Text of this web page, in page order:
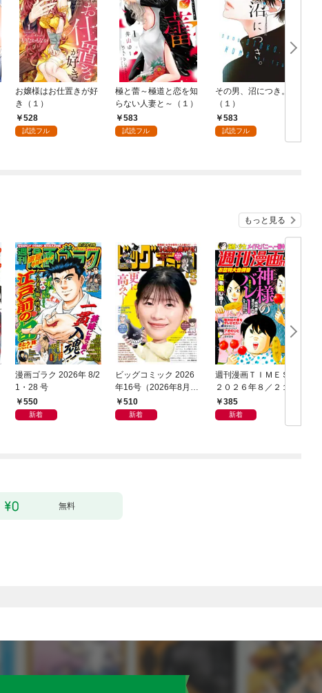
お嬢様はお仕置きが好
き（１）
528
試読フル
極と蕾～極道と恋を知
らない人妻と～（１）
583
試読フル
その男、沼につき。
（１）
583
試読フル
もっと見る
漫画ゴラク 2026年 8/2
1・28 号
550
新着
ビッグコミック 2026
年16号（2026年8月7
日発売）
510
新着
週刊漫画ＴＩＭＥＳ
２０２６年８／２１・
２８合併号
385
新着
無料